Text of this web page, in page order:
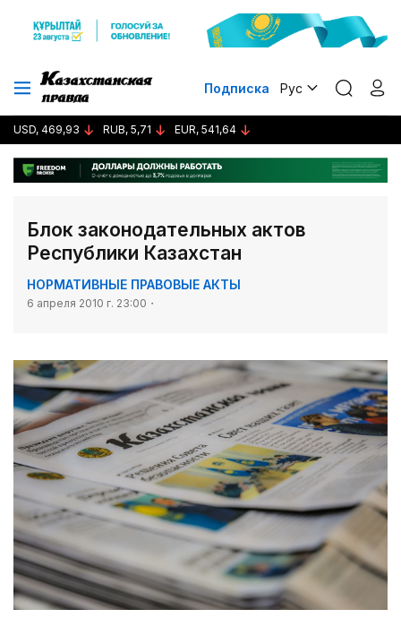
Подписка Рус
USD, 469,93 RUB, 5,71 EUR, 541,64
Блок законодательных актов
Республики Казахстан
НОРМАТИВНЫЕ ПРАВОВЫЕ АКТЫ
6 апреля 2010 г. 23:00